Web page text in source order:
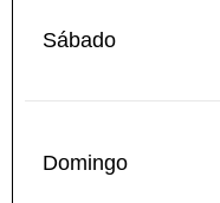
Sábado
Domingo